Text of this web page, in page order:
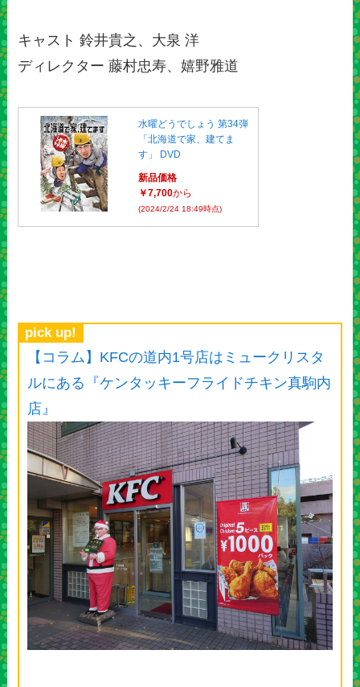
キャスト 鈴井貴之、大泉 洋
ディレクター 藤村忠寿、嬉野雅道
水曜どうでしょう 第34弾
「北海道で家、建てま
す」 DVD
新品価格
￥7,700から
(2024/2/24 18:49時点)
pick up!
【コラム】KFCの道内1号店はミュークリスタ
ルにある『ケンタッキーフライドチキン真駒内
店』